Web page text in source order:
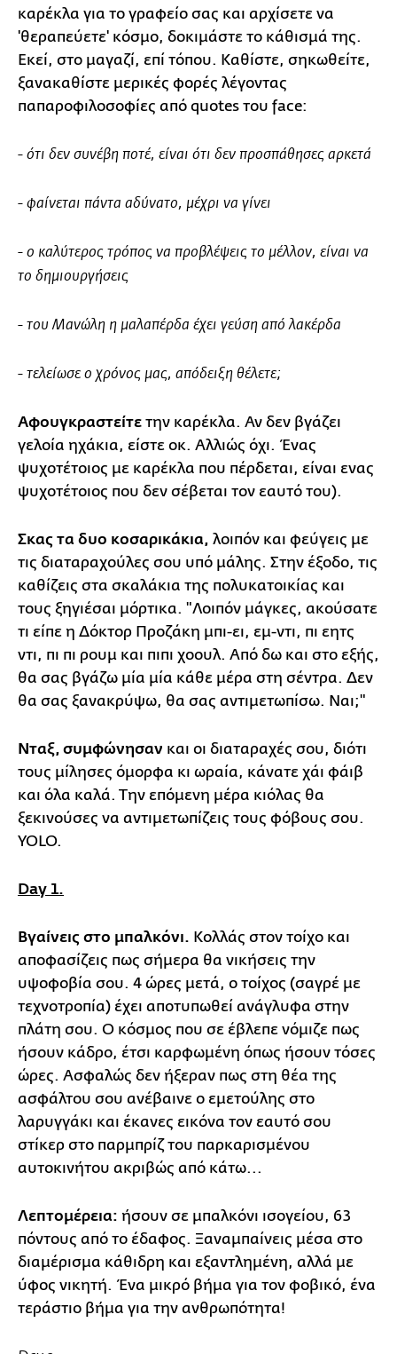
καρέκλα για το γραφείο σας και αρχίσετε να
'θεραπεύετε' κόσμο, δοκιμάστε το κάθισμά της.
Εκεί, στο μαγαζί, επί τόπου. Καθίστε, σηκωθείτε,
ξανακαθίστε μερικές φορές λέγοντας
παπαροφιλοσοφίες από quotes του face:
- ότι δεν συνέβη ποτέ, είναι ότι δεν προσπάθησες αρκετά
- φαίνεται πάντα αδύνατο, μέχρι να γίνει
- ο καλύτερος τρόπος να προβλέψεις το μέλλον, είναι να
το δημιουργήσεις
- του Μανώλη η μαλαπέρδα έχει γεύση από λακέρδα
- τελείωσε ο χρόνος μας, απόδειξη θέλετε;
Αφουγκραστείτε την καρέκλα. Αν δεν βγάζει
γελοία ηχάκια, είστε οκ. Αλλιώς όχι. Ένας
ψυχοτέτοιος με καρέκλα που πέρδεται, είναι ενας
ψυχοτέτοιος που δεν σέβεται τον εαυτό του).
Σκας τα δυο κοσαρικάκια, λοιπόν και φεύγεις με
τις διαταραχούλες σου υπό μάλης. Στην έξοδο, τις
καθίζεις στα σκαλάκια της πολυκατοικίας και
τους ξηγιέσαι μόρτικα. "Λοιπόν μάγκες, ακούσατε
τι είπε η Δόκτορ Προζάκη μπι-ει, εμ-ντι, πι εητς
ντι, πι πι ρουμ και πιπι χοουλ. Από δω και στο εξής,
θα σας βγάζω μία μία κάθε μέρα στη σέντρα. Δεν
θα σας ξανακρύψω, θα σας αντιμετωπίσω. Ναι;"
Νταξ, συμφώνησαν και οι διαταραχές σου, διότι
τους μίλησες όμορφα κι ωραία, κάνατε χάι φάιβ
και όλα καλά. Την επόμενη μέρα κιόλας θα
ξεκινούσες να αντιμετωπίζεις τους φόβους σου.
YOLO.
Day 1.
Βγαίνεις στο μπαλκόνι. Κολλάς στον τοίχο και
αποφασίζεις πως σήμερα θα νικήσεις την
υψοφοβία σου. 4 ώρες μετά, ο τοίχος (σαγρέ με
τεχνοτροπία) έχει αποτυπωθεί ανάγλυφα στην
πλάτη σου. Ο κόσμος που σε έβλεπε νόμιζε πως
ήσουν κάδρο, έτσι καρφωμένη όπως ήσουν τόσες
ώρες. Ασφαλώς δεν ήξεραν πως στη θέα της
ασφάλτου σου ανέβαινε ο εμετούλης στο
λαρυγγάκι και έκανες εικόνα τον εαυτό σου
στίκερ στο παρμπρίζ του παρκαρισμένου
αυτοκινήτου ακριβώς από κάτω...
Λεπτομέρεια: ήσουν σε μπαλκόνι ισογείου, 63
πόντους από το έδαφος. Ξαναμπαίνεις μέσα στο
διαμέρισμα κάθιδρη και εξαντλημένη, αλλά με
ύφος νικητή. Ένα μικρό βήμα για τον φοβικό, ένα
τεράστιο βήμα για την ανθρωπότητα!